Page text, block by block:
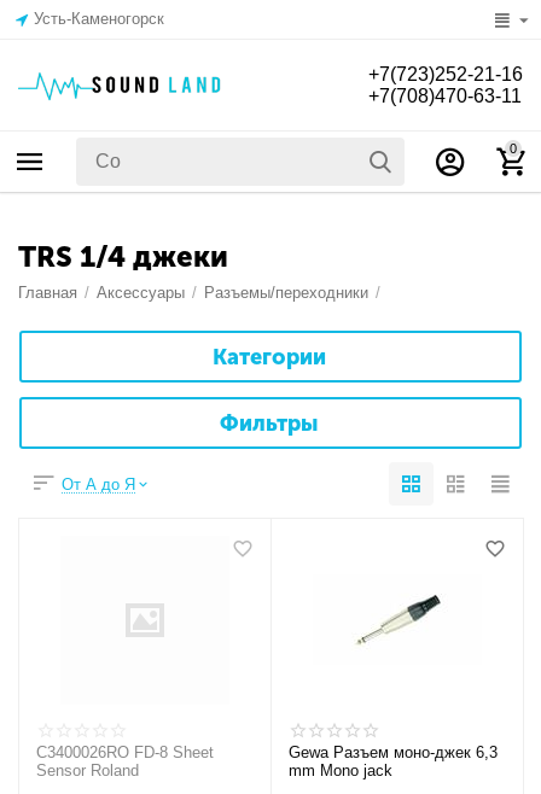
Усть-Каменогорск
+7(723)252-21-16
+7(708)470-63-11
0
TRS 1/4 джеки
Главная / Аксессуары / Разъемы/переходники /
Категории
Фильтры
От А до Я
C3400026RO FD-8 Sheet
Sensor Roland
Gewa Разъем моно-джек 6,3
mm Mono jack